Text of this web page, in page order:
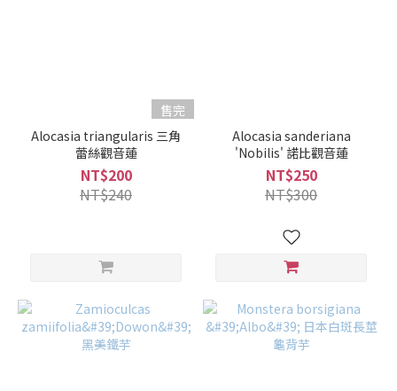
售完
Alocasia triangularis 三角
蕾絲觀音蓮
NT$200
NT$240
Alocasia sanderiana
'Nobilis' 諾比觀音蓮
NT$250
NT$300